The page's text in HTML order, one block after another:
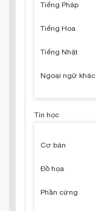
Tiếng Pháp
Tiếng Hoa
Tiếng Nhật
Ngoại ngữ khác
Tin học
Cơ bản
Đồ họa
Phần cứng